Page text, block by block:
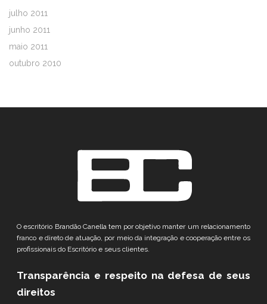
julho 2011
junho 2011
maio 2011
outubro 2010
O escritório Brandão Canella tem por objetivo manter um relacionamento
franco e direto de atuação, por meio da integração e cooperação entre os
profissionais do Escritório e seus clientes.
Transparência e respeito na defesa de seus
direitos